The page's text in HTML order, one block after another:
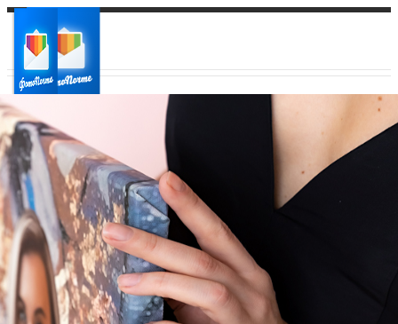
Ваш город:
Ваш регион доставки
Выберите из списка: